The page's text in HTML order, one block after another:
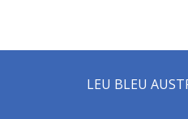
LEU BLEU